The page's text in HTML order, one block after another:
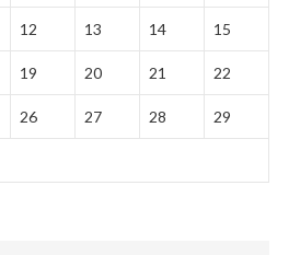
12 13 14 15
19 20 21 22
26 27 28 29